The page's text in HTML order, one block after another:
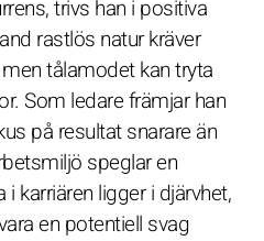
trivs han i positiva
rastlös natur kräver
tålamodet kan tryta
Som ledare främjar han
på resultat snarare än
speglar en
karriären ligger i djärvhet,
en potentiell svag